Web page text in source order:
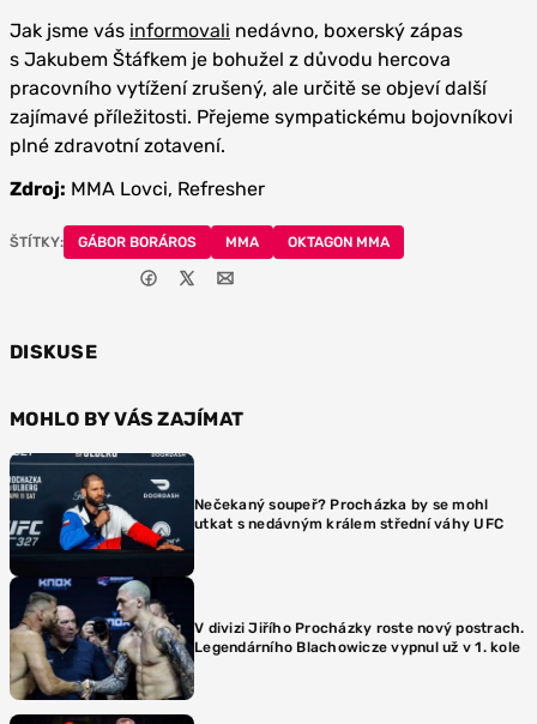
Jak jsme vás informovali nedávno, boxerský zápas
s Jakubem Štáfkem je bohužel z důvodu hercova
pracovního vytížení zrušený, ale určitě se objeví další
zajímavé příležitosti. Přejeme sympatickému bojovníkovi
plné zdravotní zotavení.
Zdroj: MMA Lovci, Refresher
ŠTÍTKY: GÁBOR BORÁROS MMA OKTAGON MMA
DISKUSE
MOHLO BY VÁS ZAJÍMAT
Nečekaný soupeř? Procházka by se mohl
utkat s nedávným králem střední váhy UFC
V divizi Jiřího Procházky roste nový postrach.
Legendárního Blachowicze vypnul už v 1. kole